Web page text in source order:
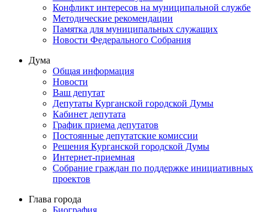
Конфликт интересов на муниципальной службе
Методические рекомендации
Памятка для муниципальных служащих
Новости Федерального Cобрания
Дума
Общая информация
Новости
Ваш депутат
Депутаты Курганской городской Думы
Кабинет депутата
График приема депутатов
Постоянные депутатские комиссии
Решения Курганской городской Думы
Интернет-приемная
Собрание граждан по поддержке инициативных
проектов
Глава города